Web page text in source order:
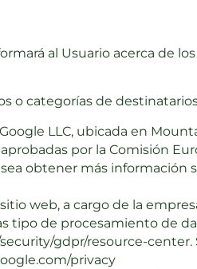
al Usuario acerca de
o categorías de
LLC, ubicada en
por la Comisión
obtener más información
web, a cargo de la
tipo de procesamiento de
gdpr/resource-center.
privacy